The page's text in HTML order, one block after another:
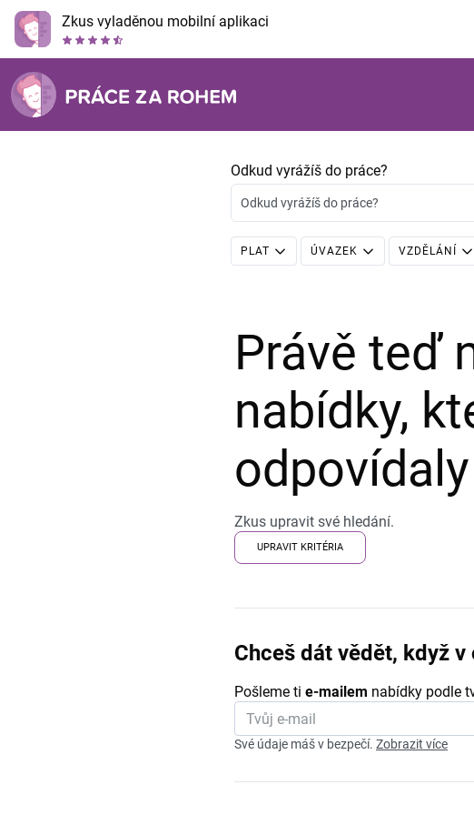
Zkus vyladěnou mobilní aplikaci
Odkud vyrážíš do práce?
Odkud vyrážíš do práce?
PLAT ÚVAZEK VZDĚLÁNÍ
Právě teď
nabídky,
Zkus upravit své hledání.
UPRAVIT KRITÉRIA
Chceš dát vědět, když
Pošleme ti e-mailem nabídky podle
Své údaje máš v bezpečí. Zobrazit více